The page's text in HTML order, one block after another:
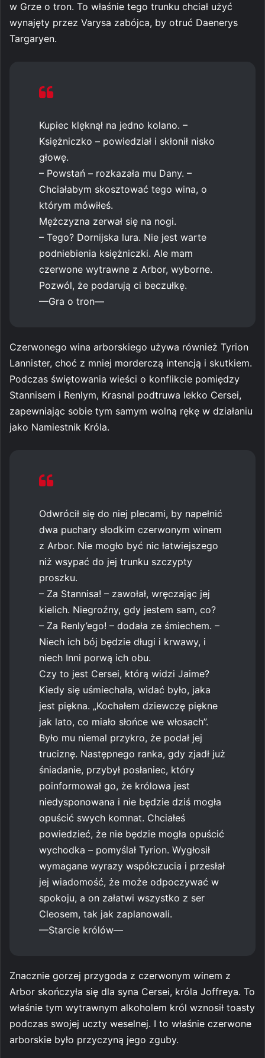
w Grze o tron. To właśnie tego trunku chciał użyć
wynajęty przez Varysa zabójca, by otruć Daenerys
Targaryen.
Kupiec klęknął na jedno kolano. –
Księżniczko – powiedział i skłonił nisko
głowę.
– Powstań – rozkazała mu Dany. –
Chciałabym skosztować tego wina, o
którym mówiłeś.
Mężczyzna zerwał się na nogi.
– Tego? Dornijska lura. Nie jest warte
podniebienia księżniczki. Ale mam
czerwone wytrawne z Arbor, wyborne.
Pozwól, że podarują ci beczułkę.
—Gra o tron—
Czerwonego wina arborskiego używa również Tyrion
Lannister, choć z mniej morderczą intencją i skutkiem.
Podczas świętowania wieści o konflikcie pomiędzy
Stannisem i Renlym, Krasnal podtruwa lekko Cersei,
zapewniając sobie tym samym wolną rękę w działaniu
jako Namiestnik Króla.
Odwrócił się do niej plecami, by napełnić
dwa puchary słodkim czerwonym winem
z Arbor. Nie mogło być nic łatwiejszego
niż wsypać do jej trunku szczypty
proszku.
– Za Stannisa! – zawołał, wręczając jej
kielich. Niegroźny, gdy jestem sam, co?
– Za Renly’ego! – dodała ze śmiechem. –
Niech ich bój będzie długi i krwawy, i
niech Inni porwą ich obu.
Czy to jest Cersei, którą widzi Jaime?
Kiedy się uśmiechała, widać było, jaka
jest piękna. „Kochałem dziewczę piękne
jak lato, co miało słońce we włosach”.
Było mu niemal przykro, że podał jej
truciznę. Następnego ranka, gdy zjadł już
śniadanie, przybył posłaniec, który
poinformował go, że królowa jest
niedysponowana i nie będzie dziś mogła
opuścić swych komnat. Chciałeś
powiedzieć, że nie będzie mogła opuścić
wychodka – pomyślał Tyrion. Wygłosił
wymagane wyrazy współczucia i przesłał
jej wiadomość, że może odpoczywać w
spokoju, a on załatwi wszystko z ser
Cleosem, tak jak zaplanowali.
—Starcie królów—
Znacznie gorzej przygoda z czerwonym winem z
Arbor skończyła się dla syna Cersei, króla Joffreya. To
właśnie tym wytrawnym alkoholem król wznosił toasty
podczas swojej uczty weselnej. I to właśnie czerwone
arborskie było przyczyną jego zguby.